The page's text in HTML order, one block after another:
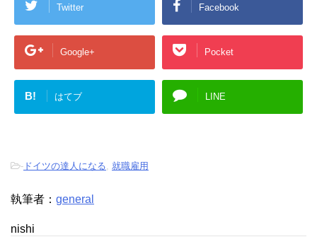
Twitter Facebook
Google+ Pocket
B! はてブ LINE
- ドイツの達人になる 就職雇用
執筆者： general
nishi